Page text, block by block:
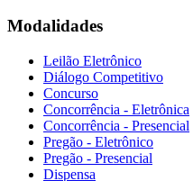
Modalidades
Leilão Eletrônico
Diálogo Competitivo
Concurso
Concorrência - Eletrônica
Concorrência - Presencial
Pregão - Eletrônico
Pregão - Presencial
Dispensa